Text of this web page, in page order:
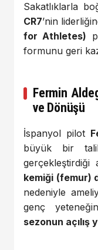
Sakatlıklarla
CR7’nin
for Athletes)
formunu geri
Fermin
ve Dönüşü
İspanyol pilot
büyük bir
gerçekleştirdiği
kemiği (femur)
nedeniyle
genç
sezonun açılış